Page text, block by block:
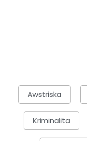
Awstriska
Kriminalita